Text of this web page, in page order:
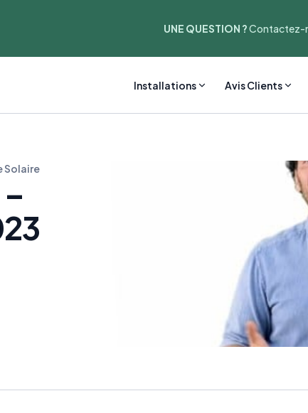
UNE QUESTION ?Contactez-
Installations Avis Clients
Solaire